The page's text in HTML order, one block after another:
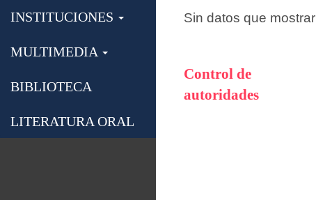
INSTITUCIONES
MULTIMEDIA
BIBLIOTECA
LITERATURA ORAL
Sin datos que mostrar
Control de
autoridades